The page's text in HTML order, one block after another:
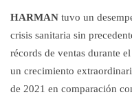
HARMAN tuvo un
crisis sanitaria sin
récords de ventas durante
un crecimiento
de 2021 en comparación